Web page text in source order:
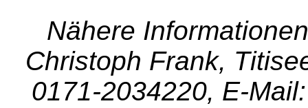
Nähere
Christoph Frank,
0171-2034220, E-